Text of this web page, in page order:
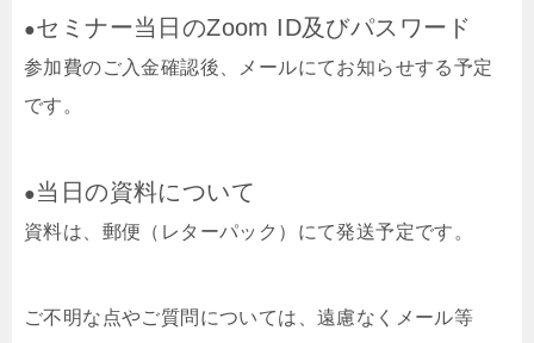
●セミナー当日のZoom ID及びパスワード
参加費のご入金確認後、メールにてお知らせする予定
です。
●当日の資料について
資料は、郵便（レターパック）にて発送予定です。
ご不明な点やご質問については、遠慮なくメール等